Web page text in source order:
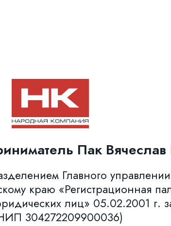
Пак
Главного
краю «Регистрационная
лиц» 05.02.2001
304272209900036)